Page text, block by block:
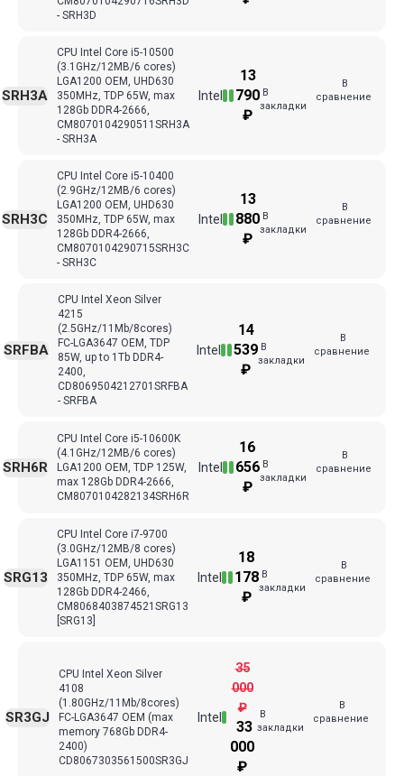
- SRH3D
CPU Intel Core i5-10500
(3.1GHz/12MB/6 cores)
LGA1200 OEM, UHD630
350MHz, TDP 65W, max
128Gb DDR4-2666,
CM8070104290511SRH3A
- SRH3A
Intel
SRH3A
13
790
₽
В
закладки
В
сравнение
CPU Intel Core i5-10400
(2.9GHz/12MB/6 cores)
LGA1200 OEM, UHD630
350MHz, TDP 65W, max
128Gb DDR4-2666,
CM8070104290715SRH3C
- SRH3C
Intel
SRH3C
13
880
₽
В
закладки
В
сравнение
CPU Intel Xeon Silver
4215
(2.5GHz/11Mb/8cores)
FC-LGA3647 ОЕМ, TDP
85W, up to 1Tb DDR4-
2400,
CD8069504212701SRFBA
- SRFBA
Intel
SRFBA
14
539
₽
В
закладки
В
сравнение
CPU Intel Core i5-10600K
(4.1GHz/12MB/6 cores)
LGA1200 OEM, TDP 125W,
max 128Gb DDR4-2666,
CM8070104282134SRH6R
Intel
SRH6R
16
656
₽
В
закладки
В
сравнение
CPU Intel Core i7-9700
(3.0GHz/12MB/8 cores)
LGA1151 OEM, UHD630
350MHz, TDP 65W, max
128Gb DDR4-2466,
CM8068403874521SRG13
[SRG13]
Intel
SRG13
18
178
₽
В
закладки
В
сравнение
CPU Intel Xeon Silver
4108
(1.80GHz/11Mb/8cores)
FC-LGA3647 ОЕМ (max
memory 768Gb DDR4-
2400)
CD8067303561500SR3GJ
Intel
SR3GJ
35
000
₽
33
000
₽
В
закладки
В
сравнение